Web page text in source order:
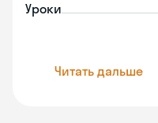
Уроки
Читать дальше